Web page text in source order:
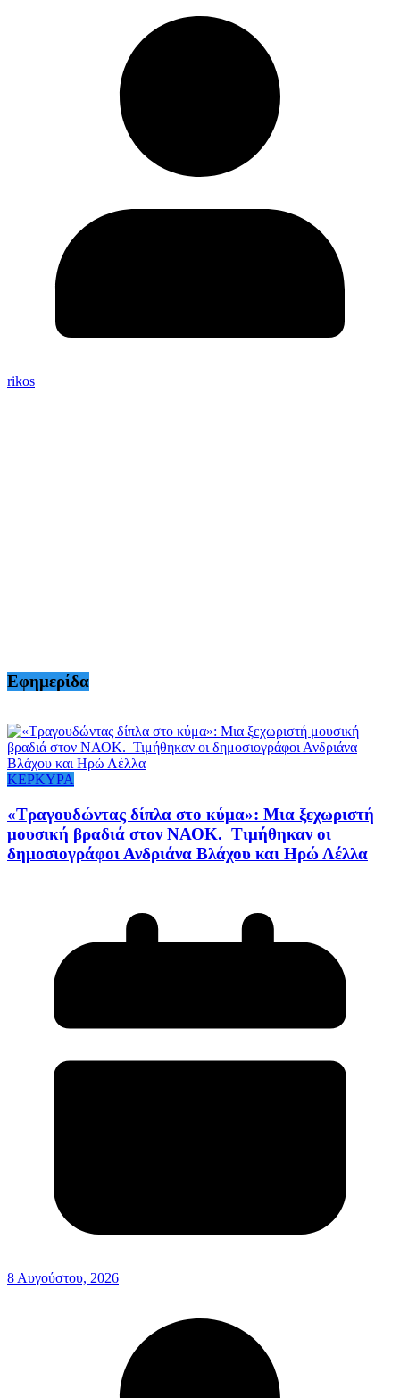
rikos
Εφημερίδα
ΚΕΡΚΥΡΑ
«Τραγουδώντας δίπλα στο κύμα»: Μια ξεχωριστή
μουσική βραδιά στον ΝΑΟΚ. Τιμήθηκαν οι
δημοσιογράφοι Ανδριάνα Βλάχου και Ηρώ Λέλλα
8 Αυγούστου, 2026